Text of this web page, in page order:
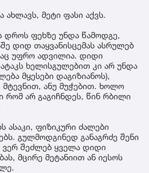
ახლავს, მეტი ფასი აქვს.
დროს ფეხზე უნდა წამოდგე,
დიდ თაყვანისცემას ასრულებ
უფრო ადვილია. დიდი
ხელისგულებით კი არ უნდა
მყესები დაგიზიანოს),
ანუ მუჭებით. ხოლო
რომ არ გაგიჩნდეს, წინ რბილი
ასაკი, ფიზიკური ძალები
გულმოდგინედ განაგრძე შენი
შეძლებ ყველა დიდი
მცირე მეტანიით ან იესოს